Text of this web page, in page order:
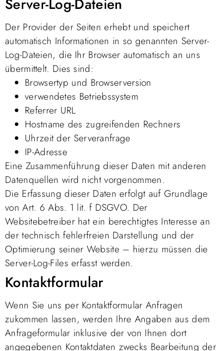
Server-Log-Dateien
Der Provider der Seiten erhebt und speichert
automatisch Informationen in so genannten Server-
Log-Dateien, die Ihr Browser automatisch an uns
übermittelt. Dies sind:
Browsertyp und Browserversion
verwendetes Betriebssystem
Referrer URL
Hostname des zugreifenden Rechners
Uhrzeit der Serveranfrage
IP-Adresse
Eine Zusammenführung dieser Daten mit anderen
Datenquellen wird nicht vorgenommen.
Die Erfassung dieser Daten erfolgt auf Grundlage
von Art. 6 Abs. 1 lit. f DSGVO. Der
Websitebetreiber hat ein berechtigtes Interesse an
der technisch fehlerfreien Darstellung und der
Optimierung seiner Website – hierzu müssen die
Server-Log-Files erfasst werden.
Kontaktformular
Wenn Sie uns per Kontaktformular Anfragen
zukommen lassen, werden Ihre Angaben aus dem
Anfrageformular inklusive der von Ihnen dort
angegebenen Kontaktdaten zwecks Bearbeitung der